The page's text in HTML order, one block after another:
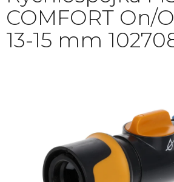
COMFORT On/
13-15 mm